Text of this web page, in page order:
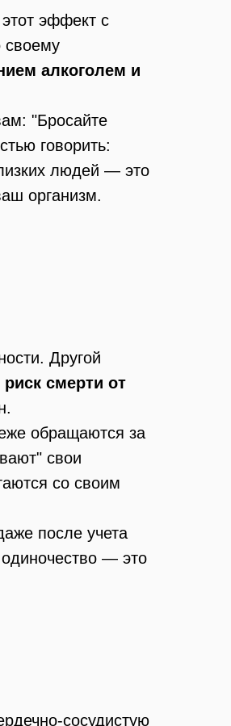
эффект с
своему
алкоголем и
"Бросайте
говорить:
людей — это
организм.
Другой
смерти от
обращаются за
свои
со своим
после учета
одиночество — это
сосудистую